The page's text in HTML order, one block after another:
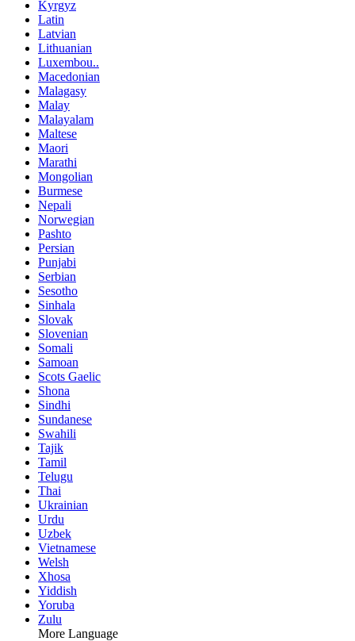
Kyrgyz
Latin
Latvian
Lithuanian
Luxembou..
Macedonian
Malagasy
Malay
Malayalam
Maltese
Maori
Marathi
Mongolian
Burmese
Nepali
Norwegian
Pashto
Persian
Punjabi
Serbian
Sesotho
Sinhala
Slovak
Slovenian
Somali
Samoan
Scots Gaelic
Shona
Sindhi
Sundanese
Swahili
Tajik
Tamil
Telugu
Thai
Ukrainian
Urdu
Uzbek
Vietnamese
Welsh
Xhosa
Yiddish
Yoruba
Zulu
More Language